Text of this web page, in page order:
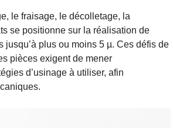
le fraisage, le décolletage, la
se positionne sur la réalisation de
plus ou moins 5 µ. Ces défis de
pièces exigent de mener
d’usinage à utiliser, afin